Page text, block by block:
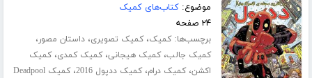
موضوع:کتاب‌های کمیک
۲۴ صفحه
برچسب‌ها:کمیک،کمیک تصویری،داستان مصور،
کمیک جالب،کمیک هیجانی،کمیک کمدی،کمیک
اکشن،کمیک درام،کمیک ددپول 2016 ،
کمیک Deadpool